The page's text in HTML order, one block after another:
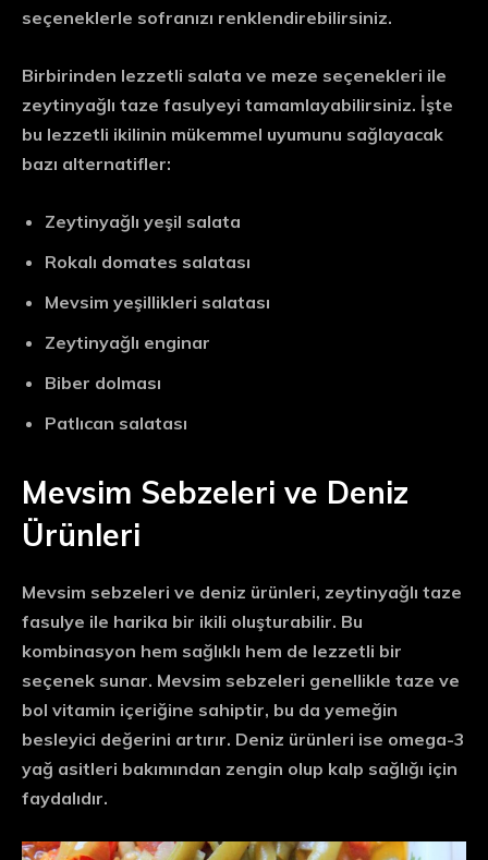
seçeneklerle sofranızı renklendirebilirsiniz.
Birbirinden lezzetli salata ve meze seçenekleri ile
zeytinyağlı taze fasulyeyi tamamlayabilirsiniz. İşte
bu lezzetli ikilinin mükemmel uyumunu sağlayacak
bazı alternatifler:
Zeytinyağlı yeşil salata
Rokalı domates salatası
Mevsim yeşillikleri salatası
Zeytinyağlı enginar
Biber dolması
Patlıcan salatası
Mevsim Sebzeleri ve Deniz
Ürünleri
Mevsim sebzeleri ve deniz ürünleri, zeytinyağlı taze
fasulye ile harika bir ikili oluşturabilir. Bu
kombinasyon hem sağlıklı hem de lezzetli bir
seçenek sunar. Mevsim sebzeleri genellikle taze ve
bol vitamin içeriğine sahiptir, bu da yemeğin
besleyici değerini artırır. Deniz ürünleri ise omega-3
yağ asitleri bakımından zengin olup kalp sağlığı için
faydalıdır.